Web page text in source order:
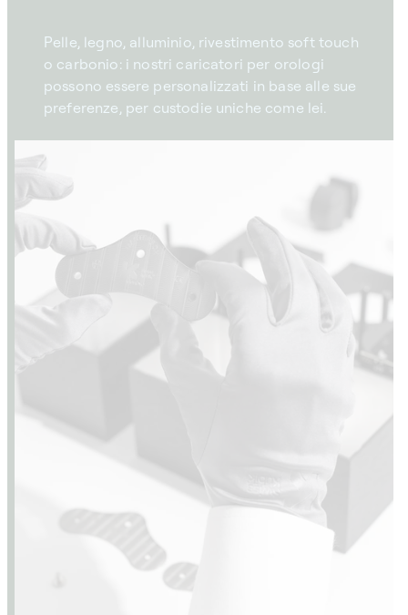
Pelle, legno, alluminio, rivestimento soft touch
o carbonio: i nostri caricatori per orologi
possono essere personalizzati in base alle sue
preferenze, per custodie uniche come lei.